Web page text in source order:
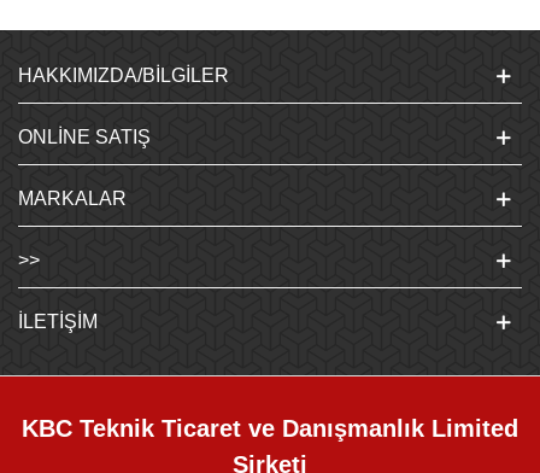
HAKKIMIZDA/BILGILER
ONLINE SATIŞ
MARKALAR
>>
İLETIŞIM
KBC Teknik Ticaret ve Danışmanlık Limited
Şirketi